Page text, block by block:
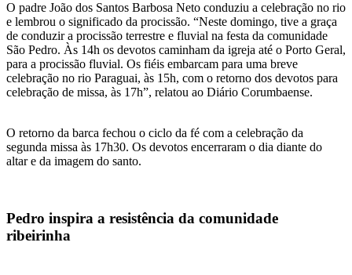
O padre João dos Santos Barbosa Neto conduziu a celebração no rio
e lembrou o significado da procissão. “Neste domingo, tive a graça
de conduzir a procissão terrestre e fluvial na festa da comunidade
São Pedro. Às 14h os devotos caminham da igreja até o Porto Geral,
para a procissão fluvial. Os fiéis embarcam para uma breve
celebração no rio Paraguai, às 15h, com o retorno dos devotos para
celebração de missa, às 17h”, relatou ao Diário Corumbaense.
O retorno da barca fechou o ciclo da fé com a celebração da
segunda missa às 17h30. Os devotos encerraram o dia diante do
altar e da imagem do santo.
Pedro inspira a resistência da comunidade
ribeirinha